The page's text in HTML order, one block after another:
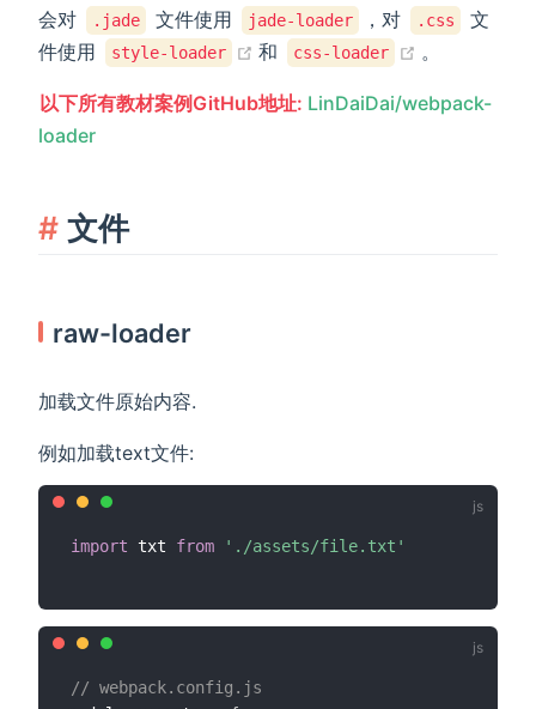
会对 .jade 文件使用 jade-loader ，对 .css
文
件使用
style-loader (opens new window)
和 css-loader (opens new
。
以下所有教材案例GitHub地址: LinDaiDai/webpack-
loader
文件
raw-loader
加载文件原始内容.
例如加载text文件:
import txt from './assets/file.txt'
// webpack.config.js